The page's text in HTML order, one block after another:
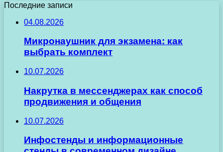
Последние записи
04.08.2026
Микронаушник для экзамена: как
выбрать комплект
10.07.2026
Накрутка в мессенджерах как способ
продвижения и общения
10.07.2026
Инфостенды и информационные